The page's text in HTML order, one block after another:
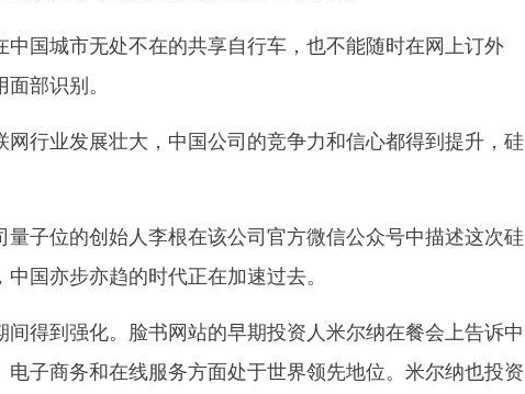
国城市无处不在的共享自行车，也不能随时在网上订外
部识别。
行业发展壮大，中国公司的竞争力和信心都得到提升，硅
子位的创始人李根在该公司官方微信公众号中描述这次硅
国亦步亦趋的时代正在加速过去。
得到强化。脸书网站的早期投资人米尔纳在餐会上告诉中
子商务和在线服务方面处于世界领先地位。米尔纳也投资